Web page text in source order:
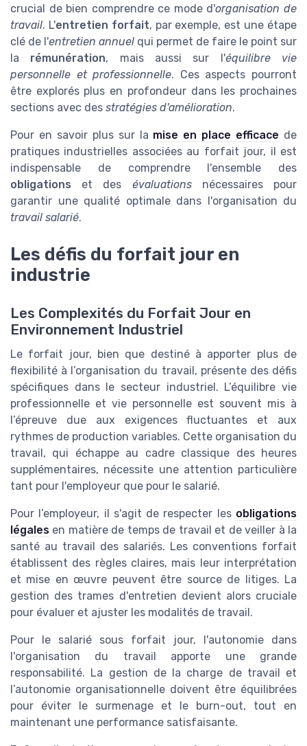
crucial de bien comprendre ce mode d'organisation de
travail. L'entretien forfait, par exemple, est une étape
clé de l'entretien annuel qui permet de faire le point sur
la rémunération, mais aussi sur l'équilibre vie
personnelle et professionnelle. Ces aspects pourront
être explorés plus en profondeur dans les prochaines
sections avec des stratégies d'amélioration.
Pour en savoir plus sur la mise en place efficace de
pratiques industrielles associées au forfait jour, il est
indispensable de comprendre l'ensemble des
obligations et des évaluationsnécessaires pour
garantir une qualité optimale dans l'organisation du
travail salarié.
Les défis du forfait jour en
industrie
Les Complexités du Forfait Jour en
Environnement Industriel
Le forfait jour, bien que destiné à apporter plus de
flexibilité à l’organisation du travail, présente des défis
spécifiques dans le secteur industriel. L’équilibre vie
professionnelle et vie personnelle est souvent mis à
l’épreuve due aux exigences fluctuantes et aux
rythmes de production variables. Cette organisation du
travail, qui échappe au cadre classique des heures
supplémentaires, nécessite une attention particulière
tant pour l'employeur que pour le salarié.
Pour l’employeur, il s'agit de respecter les obligations
légales en matière de temps de travail et de veiller à la
santé au travail des salariés. Les conventions forfait
établissent des règles claires, mais leur interprétation
et mise en œuvre peuvent être source de litiges. La
gestion des trames d'entretien devient alors cruciale
pour évaluer et ajuster les modalités de travail.
Pour le salarié sous forfait jour, l'autonomie dans
l'organisation du travail apporte une grande
responsabilité. La gestion de la charge de travail et
l’autonomie organisationnelle doivent être équilibrées
pour éviter le surmenage et le burn-out, tout en
maintenant une performance satisfaisante.